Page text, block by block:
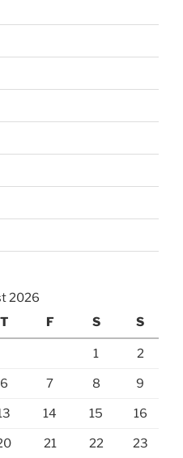
2026
T F S S
1 2
6 7 8 9
14 15 16
21 22 23